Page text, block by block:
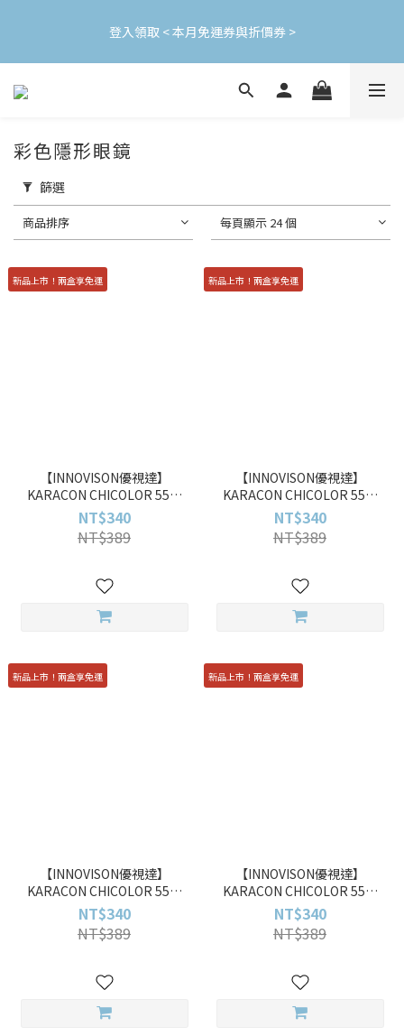
使用
登入領取 < 本月免運券與折價券 >
加入會員立即領$200購物金(效期30天) | 可與LINE新好友$50疊加
彩色隱形眼鏡
篩選
商品排序 每頁顯示 24 個
新品上市！兩盒享免運
【INNOVISON優視達】
KARACON CHICOLOR 55%
#48 歐拉灰 Olaf Snow
NT$340
NT$389
新品上市！兩盒享免運
【INNOVISON優視達】
KARACON CHICOLOR 55%
#47 寂光綠 Frost Olive 10pcs
彩色日拋
NT$340
NT$389
新品上市！兩盒享免運
【INNOVISON優視達】
KARACON CHICOLOR 55%
#46 暗夜紫 Lilac Night 10pcs
彩色日拋
NT$340
NT$389
新品上市！兩盒享免運
【INNOVISON優視達】
KARACON CHICOLOR 55%
#45 星暉藍 Starry Blue 10pcs
彩色日拋
NT$340
NT$389